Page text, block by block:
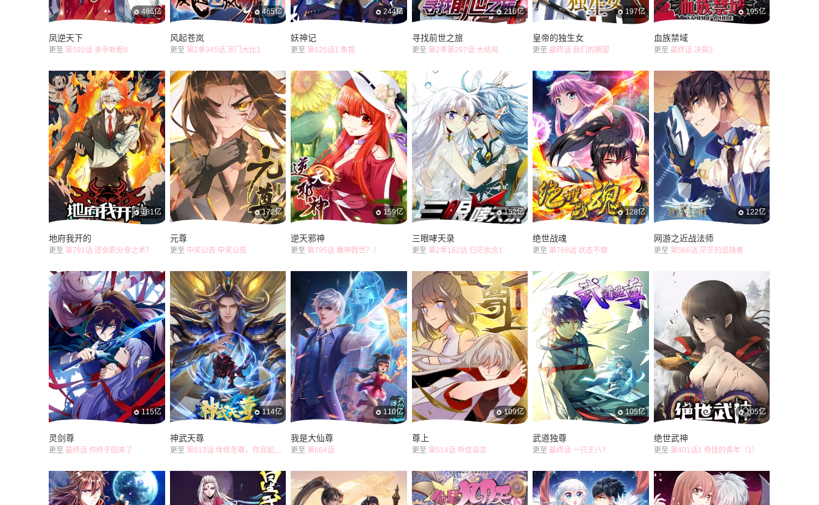
486亿
凤逆天下
更至 第592话 亲手斩断8
465亿
风起苍岚
更至 第2季345话 宗门大比1
244亿
妖神记
更至 第525话1 象拔
216亿
寻找前世之旅
更至 第2季第297话 大结局
197亿
皇帝的独生女
更至 最终话 我们的期望
195亿
血族禁域
更至 最终话 决裂3
181亿
地府我开的
更至 第791话 还会影分身之术？
172亿
元尊
更至 中奖公告 中奖公告
159亿
逆天邪神
更至 第795话 魔神戮世？！
152亿
三眼哮天录
更至 第2季162话 归茫执念1
128亿
绝世战魂
更至 第768话 状态不错
122亿
网游之近战法师
更至 第566话 茫茫的追随者
115亿
灵剑尊
更至 最终话 你终于回来了
114亿
神武天尊
更至 第913话 体修至尊，你且如何？
110亿
我是大仙尊
更至 第864话
109亿
尊上
更至 第514话 听信谣言
105亿
武道独尊
更至 最终话 一只王八？
105亿
绝世武神
更至 第401话1 奇怪的青年（1）